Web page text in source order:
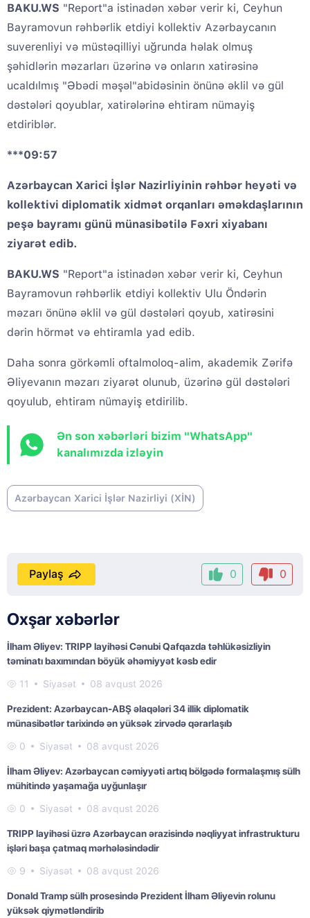
BAKU.WS "Report"a istinadən xəbər verir ki, Ceyhun
Bayramovun rəhbərlik etdiyi kollektiv Azərbaycanın
suverenliyi və müstəqilliyi uğrunda həlak olmuş
şəhidlərin məzarları üzərinə və onların xatirəsinə
ucaldılmış "Əbədi məşəl"abidəsinin önünə əklil və gül
dəstələri qoyublar, xatirələrinə ehtiram nümayiş
etdiriblər.
***09:57
Azərbaycan Xarici İşlər Nazirliyinin rəhbər heyəti və
kollektivi diplomatik xidmət orqanları əməkdaşlarının
peşə bayramı günü münasibətilə Fəxri xiyabanı
ziyarət edib.
BAKU.WS "Report"a istinadən xəbər verir ki, Ceyhun
Bayramovun rəhbərlik etdiyi kollektiv Ulu Öndərin
məzarı önünə əklil və gül dəstələri qoyub, xatirəsini
dərin hörmət və ehtiramla yad edib.
Daha sonra görkəmli oftalmoloq-alim, akademik Zərifə
Əliyevanın məzarı ziyarət olunub, üzərinə gül dəstələri
qoyulub, ehtiram nümayiş etdirilib.
Ən son xəbərləri bizim "WhatsApp"
kanalımızda izləyin
Azərbaycan Xarici İşlər Nazirliyi (XİN)
0 0
Paylaş
Oxşar xəbərlər
İlham Əliyev: TRIPP layihəsi Cənubi Qafqazda təhlükəsizliyin
təminatı baxımından böyük əhəmiyyət kəsb edir
11 Siyasət 08 avqust 2026
Prezident: Azərbaycan-ABŞ əlaqələri 34 illik diplomatik
münasibətlər tarixində ən yüksək zirvədə qərarlaşıb
0 Siyasət 08 avqust 2026
İlham Əliyev: Azərbaycan cəmiyyəti artıq bölgədə formalaşmış sülh
mühitində yaşamağa uyğunlaşır
0 Siyasət 08 avqust 2026
TRIPP layihəsi üzrə Azərbaycan ərazisində nəqliyyat infrastrukturu
işləri başa çatmaq mərhələsindədir
9 Siyasət 08 avqust 2026
Donald Tramp sülh prosesində Prezident İlham Əliyevin rolunu
yüksək qiymətləndirib